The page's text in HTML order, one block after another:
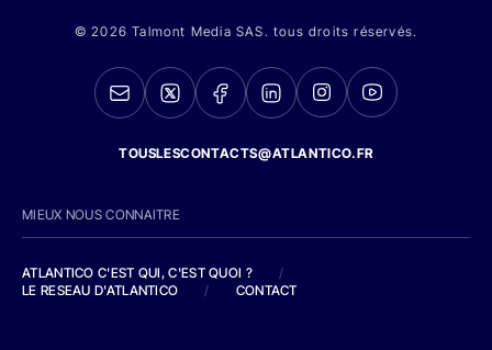
© 2026 Talmont Media SAS. tous droits réservés.
TOUSLESCONTACTS@ATLANTICO.FR
MIEUX NOUS CONNAITRE
ATLANTICO C'EST QUI, C'EST QUOI ?
/
LE RESEAU D'ATLANTICO
/ CONTACT